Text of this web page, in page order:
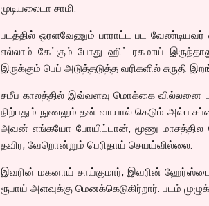
முடியலைடா சாமி.
படத்தில் ஒரளவேணும் பாராட்ட பட
எல்லாம் கேட்கும் போது ஹிட் ரகமாய்
இருக்கும் பெப் அடுத்தடுத்த வரிகளில் சுருதி
சமீப காலத்தில் இவ்வளவு மொக்கை வில்லனை
நிற்பதும் நுணலும் தன் வாயால் கெடும் அல்ப
அவன் எங்கயோ போயிட்டான், மூணு மாசத்தில
தவிர, வேறொன்றும் பெரிதாய் செயய்வில்லை.
இவரின் மகனாய் சாய்குமார், இவரின்
ரூபாய் அளவுக்கு மெனக்கெடுகிர்றார். படம்